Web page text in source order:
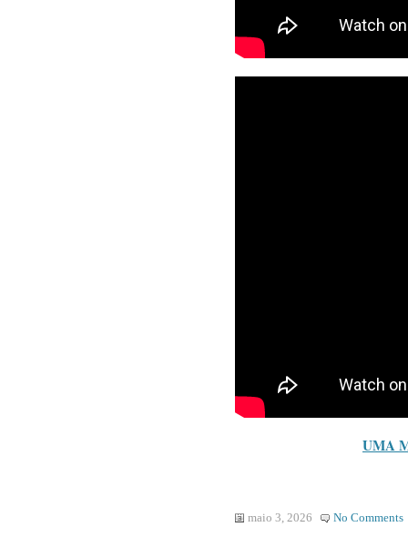
UMA
maio 3, 2026 No Comments